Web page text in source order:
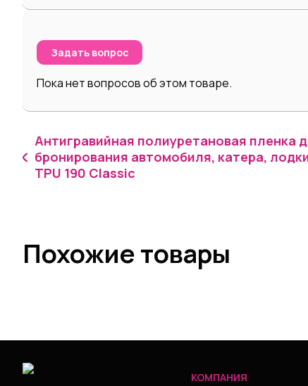
Задать вопрос
Пока нет вопросов об этом товаре.
Антигравийная полиуретановая пленка
бронирования автомобиля, катера,
TPU 190 Classic
Похожие товары
КОМПАНИЯ